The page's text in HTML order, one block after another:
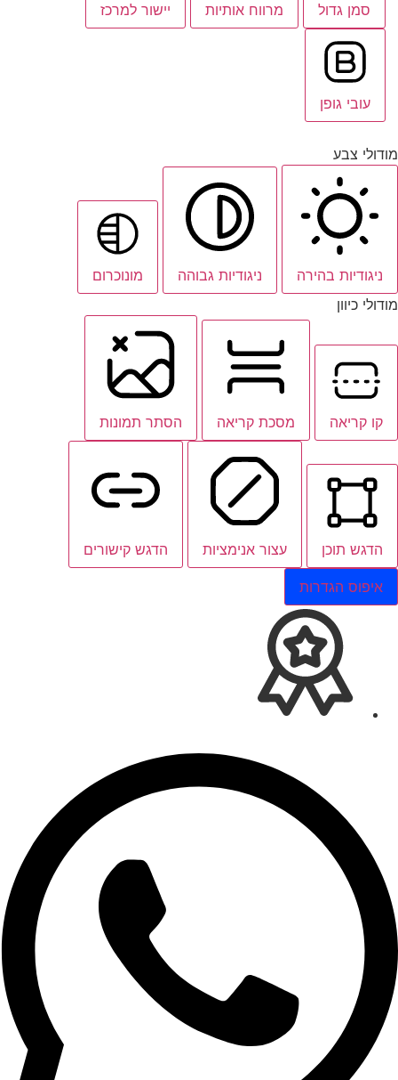
סמן גדול מרווח אותיות יישור למרכז
עובי גופן
מודולי צבע
ניגודיות בהירה ניגודיות גבוהה
מונוכרום
מודולי כיוון
קו קריאה מסכת קריאה הסתר תמונות
הדגש תוכן עצור אנימציות הדגש קישורים
איפוס הגדרות